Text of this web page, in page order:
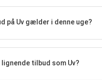
på Uv gælder i denne uge?
lignende tilbud som Uv?